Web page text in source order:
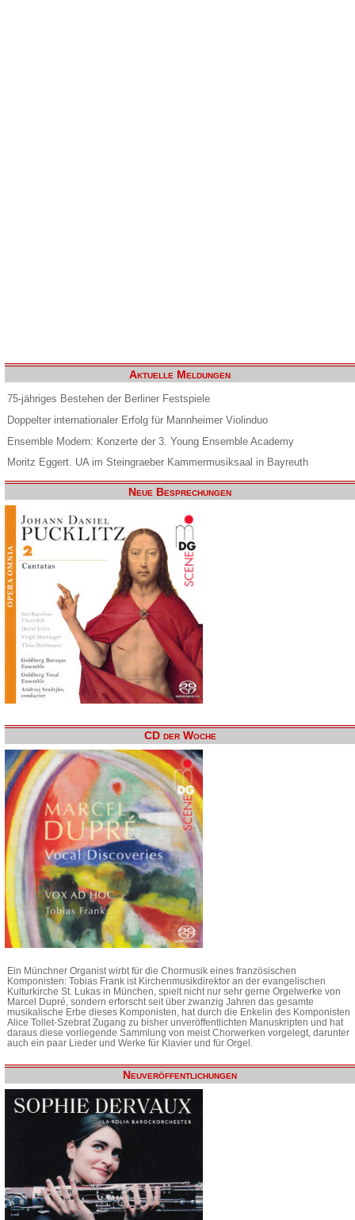
Aktuelle Meldungen
75-jähriges Bestehen der Berliner Festspiele
Doppelter internationaler Erfolg für Mannheimer Violinduo
Ensemble Modern: Konzerte der 3. Young Ensemble Academy
Moritz Eggert. UA im Steingraeber Kammermusiksaal in Bayreuth
Neue Besprechungen
CD der Woche
Ein Münchner Organist wirbt für die Chormusik eines französischen
Komponisten: Tobias Frank ist Kirchenmusikdirektor an der evangelischen
Kulturkirche St. Lukas in München, spielt nicht nur sehr gerne Orgelwerke von
Marcel Dupré, sondern erforscht seit über zwanzig Jahren das gesamte
musikalische Erbe dieses Komponisten, hat durch die Enkelin des Komponisten
Alice Tollet-Szebrat Zugang zu bisher unveröffentlichten Manuskripten und hat
daraus diese vorliegende Sammlung von meist Chorwerken vorgelegt, darunter
auch ein paar Lieder und Werke für Klavier und für Orgel.
Neuveröffentlichungen